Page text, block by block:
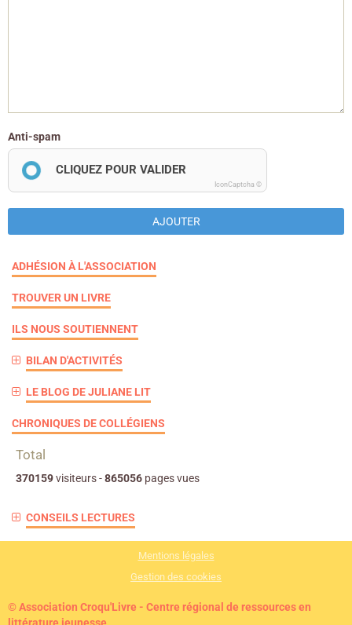
Anti-spam
CLIQUEZ POUR VALIDER
IconCaptcha ©
AJOUTER
ADHÉSION À L'ASSOCIATION
TROUVER UN LIVRE
ILS NOUS SOUTIENNENT
BILAN D'ACTIVITÉS
LE BLOG DE JULIANE LIT
CHRONIQUES DE COLLÉGIENS
Total
370159visiteurs -865056 pages vues
CONSEILS LECTURES
Mentions légales
Gestion des cookies
© Association Croqu'Livre - Centre régional de ressources en